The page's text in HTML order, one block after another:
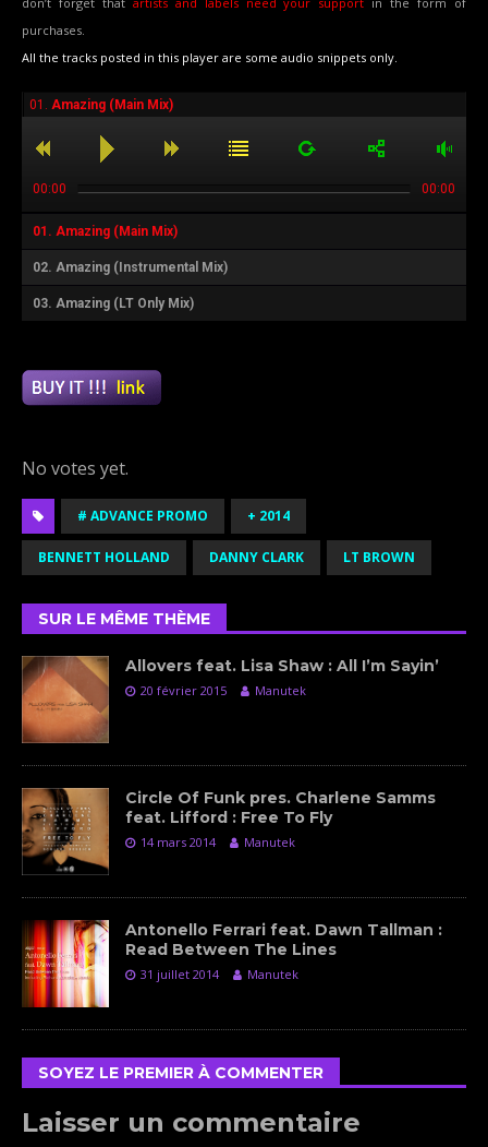
purchases.
All the tracks posted in this player are some audio snippets only.
01. Amazing (Main Mix)
00:00 00:00
01. Amazing (Main Mix)
02. Amazing (Instrumental Mix)
03. Amazing (LT Only Mix)
No votes yet.
# ADVANCE PROMO + 2014
BENNETT HOLLAND DANNY CLARK LT BROWN
SUR LE MÊME THÈME
Allovers feat. Lisa Shaw : All I’m Sayin’
20 février 2015 Manutek
Circle Of Funk pres. Charlene Samms
feat. Lifford : Free To Fly
14 mars 2014 Manutek
Antonello Ferrari feat. Dawn Tallman :
Read Between The Lines
31 juillet 2014 Manutek
SOYEZ LE PREMIER À COMMENTER
Laisser un commentaire